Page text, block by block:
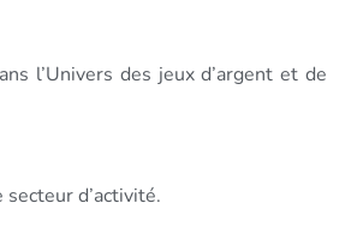
l’Univers des jeux d’argent et de
d’activité.